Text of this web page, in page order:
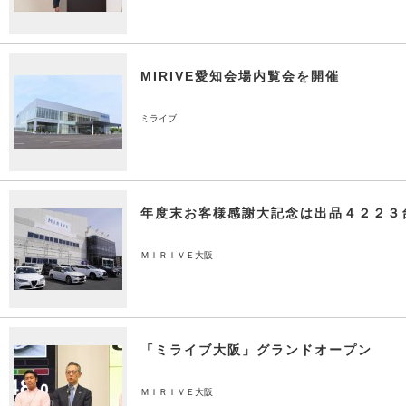
MIRIVE愛知会場内覧会を開催
ミライブ
年度末お客様感謝大記念は出品４２２３
ＭＩＲＩＶＥ大阪
「ミライブ大阪」グランドオープン
ＭＩＲＩＶＥ大阪